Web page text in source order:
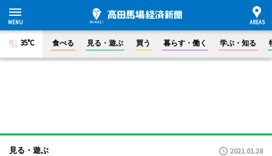
35°C 食べる 見る・遊ぶ 買う 暮らす・働く 学ぶ・知る
見る・遊ぶ 2021.01.28